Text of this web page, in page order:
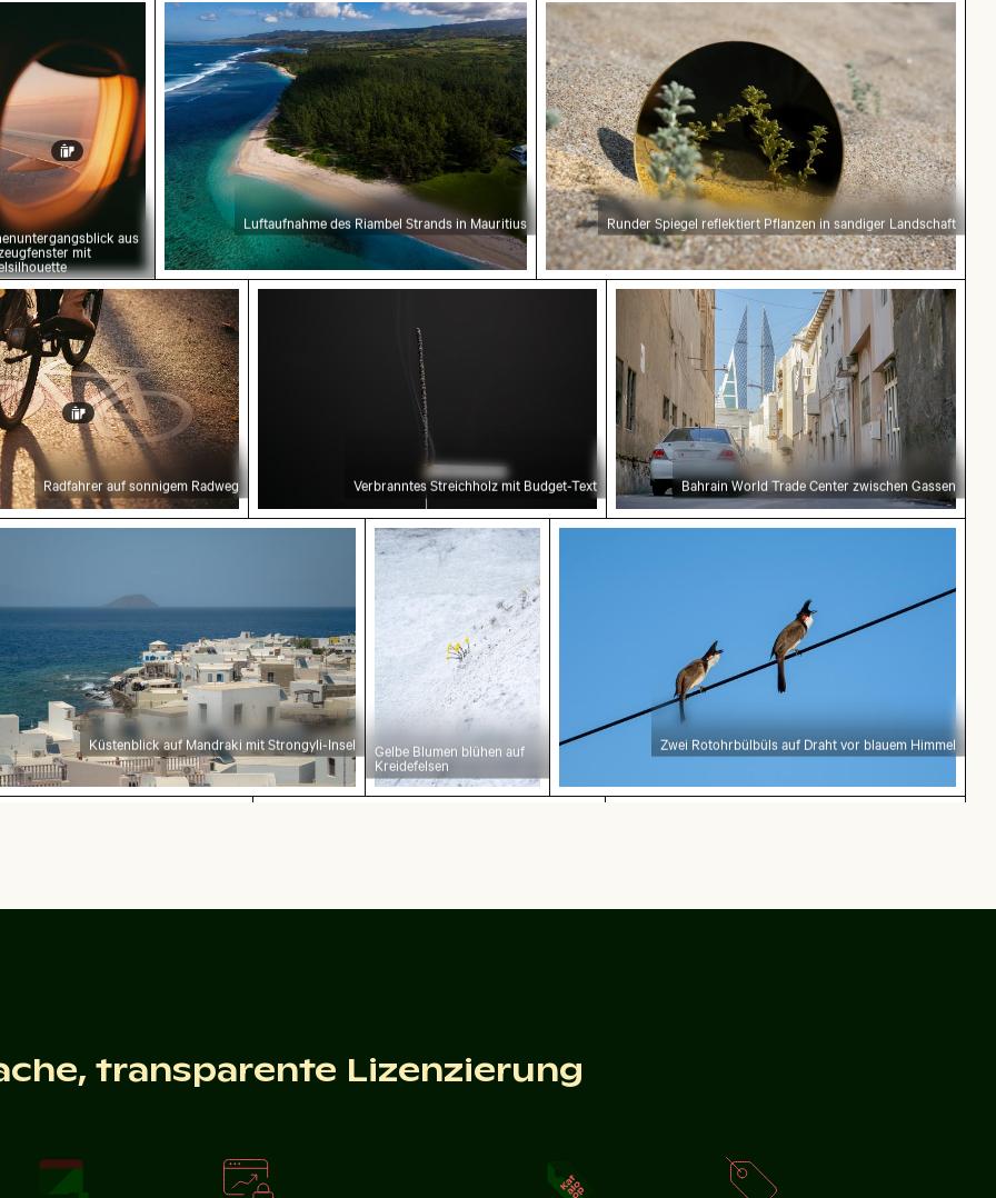
aus
mit
Luftaufnahme des Riambel Strands in Mauritius Runder Spiegel reflektiert Pflanzen in sandiger Landschaft
sonnigem Radweg
Radfahrer auf sonnigem Radweg
Verbranntes Streichholz mit Budget-Text
Verbranntes Streichholz mit Budget-Text
Bahrain World Trade Center zwischen
Bahrain World Trade Center zwischen Gassen
auf Mandraki mit Strongyli-Insel
Küstenblick auf Mandraki mit Strongyli-Insel
Gelbe Blumen blühen auf Kreidefelsen
Gelbe Blumen blühen auf
Kreidefelsen
Zwei Rotohrbülbüls auf Draht vor blauem
Zwei Rotohrbülbüls auf Draht vor blauem Himmel
Schöne Sonnenuntergangswolken mit orangefarbenen Tönen
transparente Lizenzierung